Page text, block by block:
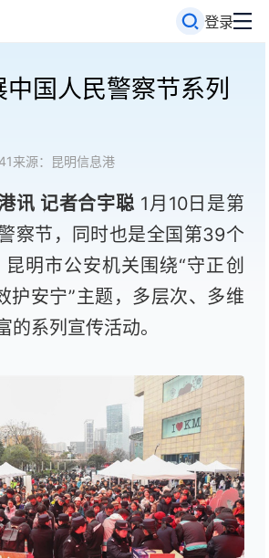
登录
国人民警察节系列
来源：昆明信息港
讯 记者合宇聪 1月10日是第
察节，同时也是全国第39个
昆明市公安机关围绕“守正创
护安宁”主题，多层次、多维
的系列宣传活动。